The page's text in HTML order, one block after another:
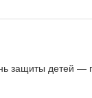
защиты детей —